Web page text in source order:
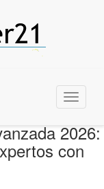
Menu
2026:
con